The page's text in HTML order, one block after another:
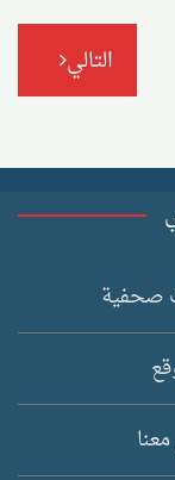
التالي
صحفية